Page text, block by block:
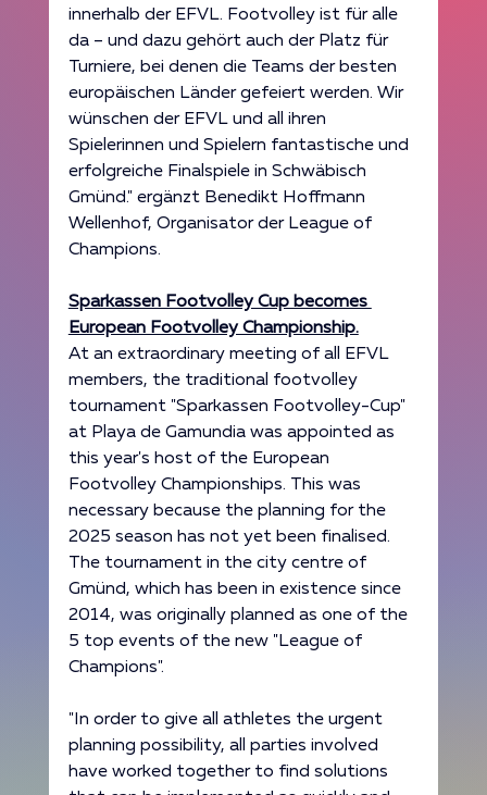
innerhalb der EFVL. Footvolley ist für alle
da – und dazu gehört auch der Platz für
Turniere, bei denen die Teams der besten
europäischen Länder gefeiert werden. Wir
wünschen der EFVL und all ihren
Spielerinnen und Spielern fantastische und
erfolgreiche Finalspiele in Schwäbisch
Gmünd." ergänzt Benedikt Hoffmann
Wellenhof, Organisator der League of
Champions.
Sparkassen Footvolley Cup becomes
European Footvolley Championship.
At an extraordinary meeting of all EFVL
members, the traditional footvolley
tournament "Sparkassen Footvolley-Cup"
at Playa de Gamundia was appointed as
this year's host of the European
Footvolley Championships. This was
necessary because the planning for the
2025 season has not yet been finalised.
The tournament in the city centre of
Gmünd, which has been in existence since
2014, was originally planned as one of the
5 top events of the new "League of
Champions".
"In order to give all athletes the urgent
planning possibility, all parties involved
have worked together to find solutions